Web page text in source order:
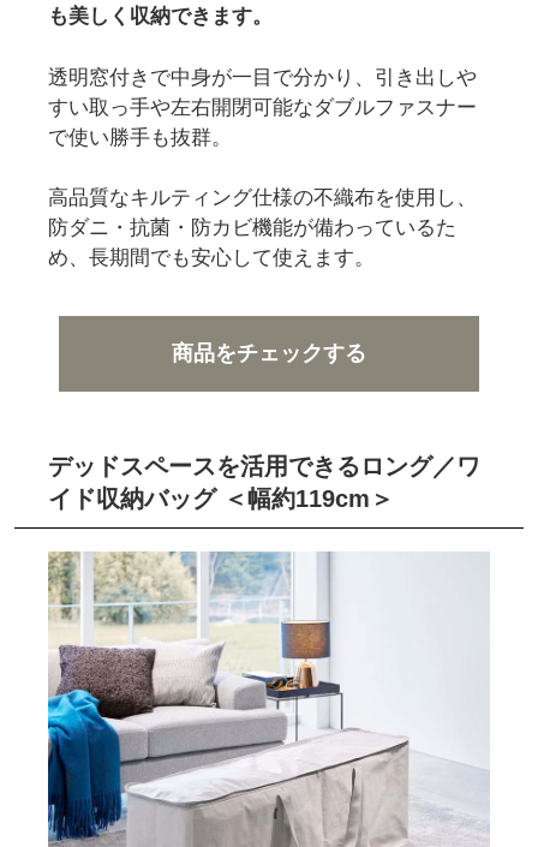
も美しく収納できます。
透明窓付きで中身が一目で分かり、引き出しや
すい取っ手や左右開閉可能なダブルファスナー
で使い勝手も抜群。
高品質なキルティング仕様の不織布を使用し、
防ダニ・抗菌・防カビ機能が備わっているた
め、長期間でも安心して使えます。
商品をチェックする
デッドスペースを活用できるロング／ワ
イド収納バッグ ＜幅約119cm＞